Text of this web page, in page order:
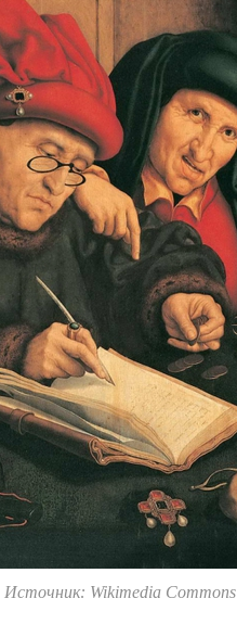
Источник: Wikimedia Commons